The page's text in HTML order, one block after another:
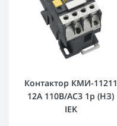
Контактор КМИ-11211
12А 110В/АС3 1р (НЗ)
IEK